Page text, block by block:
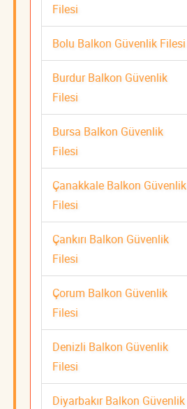
Filesi
Bolu Balkon Güvenlik Filesi
Burdur Balkon Güvenlik
Filesi
Bursa Balkon Güvenlik
Filesi
Çanakkale Balkon Güvenlik
Filesi
Çankırı Balkon Güvenlik
Filesi
Çorum Balkon Güvenlik
Filesi
Denizli Balkon Güvenlik
Filesi
Diyarbakır Balkon Güvenlik